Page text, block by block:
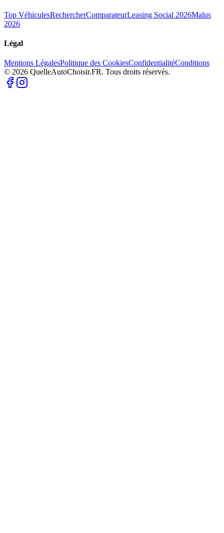
Top VéhiculesRechercherComparateurLeasing Social 2026Malus
2026
Légal
Mentions LégalesPolitique des CookiesConfidentialitéConditions
© 2026 QuelleAutoChoisir.FR. Tous droits réservés.